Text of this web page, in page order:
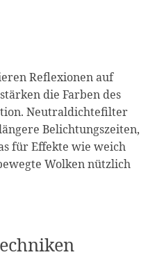
Reflexionen auf
die Farben des
Neutraldichtefilter
Belichtungszeiten,
für Effekte wie weich
Wolken nützlich